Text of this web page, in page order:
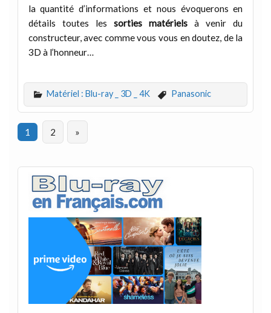
la quantité d’informations et nous évoquerons en
détails toutes les sorties matérielsà venir du
constructeur, avec comme vous vous en doutez, de la
3D à l’honneur…
Matériel : Blu-ray _ 3D _ 4K Panasonic
1 2 »